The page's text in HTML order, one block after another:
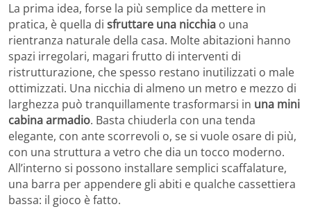
La prima idea, forse la più semplice da mettere in
pratica, è quella di sfruttare una nicchia o una
rientranza naturale della casa. Molte abitazioni hanno
spazi irregolari, magari frutto di interventi di
ristrutturazione, che spesso restano inutilizzati o male
ottimizzati. Una nicchia di almeno un metro e mezzo di
larghezza può tranquillamente trasformarsi in una mini
cabina armadio. Basta chiuderla con una tenda
elegante, con ante scorrevoli o, se si vuole osare di più,
con una struttura a vetro che dia un tocco moderno.
All’interno si possono installare semplici scaffalature,
una barra per appendere gli abiti e qualche cassettiera
bassa: il gioco è fatto.